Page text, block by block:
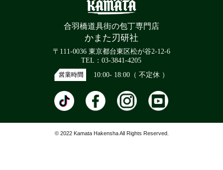
合羽橋道具街の包丁専門店
かまた刃研社
〒111-0036 東京都台東区松が谷2-12-6
TEL：03-3841-4205
10:00- 18:00（ 不定休 ）
© 2022 Kamata Hakensha All Rights Reserved.